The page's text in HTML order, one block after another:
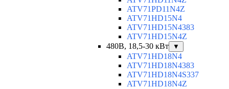
ATV71PD11N4Z
ATV71HD15N4
ATV71HD15N4383
ATV71HD15N4Z
480В, 18,5-30 кВт
▼
ATV71HD18N4
ATV71HD18N4383
ATV71HD18N4S337
ATV71HD18N4Z